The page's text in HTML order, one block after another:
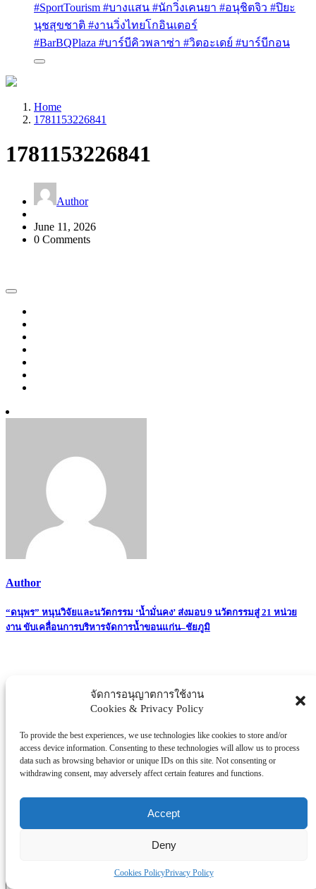
จัดการอนุญาตการใช้งาน
Cookies & Privacy Policy
To provide the best experiences, we use technologies like cookies to store and/or
access device information. Consenting to these technologies will allow us to process
data such as browsing behavior or unique IDs on this site. Not consenting or
withdrawing consent, may adversely affect certain features and functions.
Accept
Deny
Cookies PolicyPrivacy Policy
#SportTourism #บางแสน #นักวิ่งเคนยา #อนุชิตจิว #ปิยะ
นุชสุขชาติ #งานวิ่งไทยโกอินเตอร์
#BarBQPlaza #บาร์บีคิวพลาซ่า #วิตอะเดย์ #บาร์บีกอน
Home
1781153226841
1781153226841
Author
June 11, 2026
0 Comments
Author
Post
navigation
“ดนุพร” หนุนวิจัยและนวัตกรรม ‘น้ำมั่นคง’ ส่งมอบ 9 นวัตกรรมสู่ 21 หน่วย
งาน ขับเคลื่อนการบริหารจัดการน้ำขอนแก่น–ชัยภูมิ
Leave a Reply
Your email address will not be published. Required fields are
marked*
Comment*